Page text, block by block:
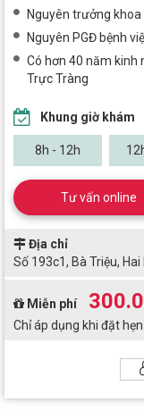
Nguyên trưởng khoa
Nguyên PGĐ bệnh
Có hơn 40 năm kinh
Trực Tràng
Khung giờ khám
8h - 12h
Tư vấn online
Địa chỉ
Số 193c1, Bà Triệu,
Miễn phí
Chỉ áp dụng khi đặt